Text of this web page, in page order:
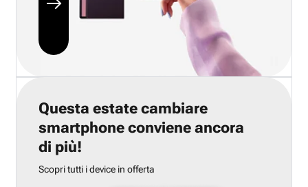
Questa estate cambiare
smartphone conviene ancora
di più!
Scopri tutti i device in offerta